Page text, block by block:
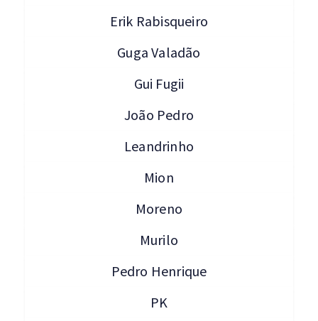
Erik Rabisqueiro
Guga Valadão
Gui Fugii
João Pedro
Leandrinho
Mion
Moreno
Murilo
Pedro Henrique
PK